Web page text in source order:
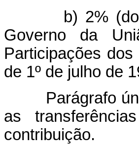
b) 2% (dois
Governo da
Participações
de 1º de julho de
Parágrafo
as
contribuição.